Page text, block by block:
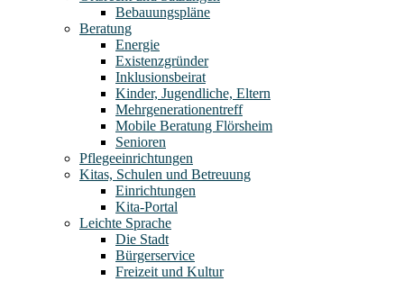
Bebauungspläne
Beratung
Energie
Existenzgründer
Inklusionsbeirat
Kinder, Jugendliche, Eltern
Mehrgenerationentreff
Mobile Beratung Flörsheim
Senioren
Pflegeeinrichtungen
Kitas, Schulen und Betreuung
Einrichtungen
Kita-Portal
Leichte Sprache
Die Stadt
Bürgerservice
Freizeit und Kultur